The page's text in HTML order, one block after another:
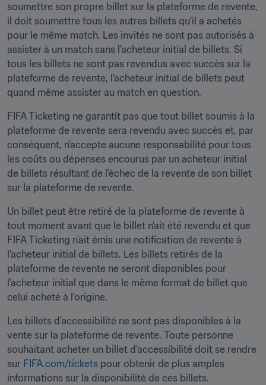
soumettre son propre billet sur la plateforme de revente,
il doit soumettre tous les autres billets qu'il a achetés
pour le même match. Les invités ne sont pas autorisés à
assister à un match sans l'acheteur initial de billets. Si
tous les billets ne sont pas revendus avec succès sur la
plateforme de revente, l'acheteur initial de billets peut
quand même assister au match en question.
FIFA Ticketing ne garantit pas que tout billet soumis à la
plateforme de revente sera revendu avec succès et, par
conséquent, n'accepte aucune responsabilité pour tous
les coûts ou dépenses encourus par un acheteur initial
de billets résultant de l'échec de la revente de son billet
sur la plateforme de revente.
Un billet peut être retiré de la plateforme de revente à
tout moment avant que le billet n'ait été revendu et que
FIFA Ticketing n'ait émis une notification de revente à
l'acheteur initial de billets. Les billets retirés de la
plateforme de revente ne seront disponibles pour
l'acheteur initial que dans le même format de billet que
celui acheté à l'origine.
Les billets d'accessibilité ne sont pas disponibles à la
vente sur la plateforme de revente. Toute personne
souhaitant acheter un billet d'accessibilité doit se rendre
sur FIFA.com/tickets pour obtenir de plus amples
informations sur la disponibilité de ces billets.